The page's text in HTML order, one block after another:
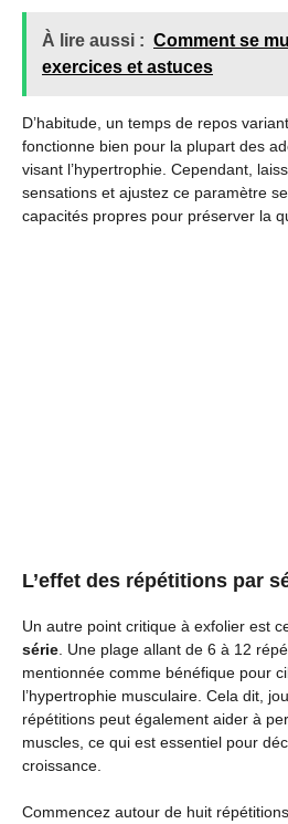
À lire aussi : Comment se
exercices et astuces
D’habitude, un temps de repos
fonctionne bien pour la plupart des
visant l’hypertrophie. Cependant,
sensations et ajustez ce paramètre
capacités propres pour préserver la
L’effet des répétitions par
Un autre point critique à exfolier est
série . Une plage allant de 6 à 12
mentionnée comme bénéfique pour
l’hypertrophie musculaire. Cela dit,
répétitions peut également aider à
muscles, ce qui est essentiel pour
croissance.
Commencez autour de huit